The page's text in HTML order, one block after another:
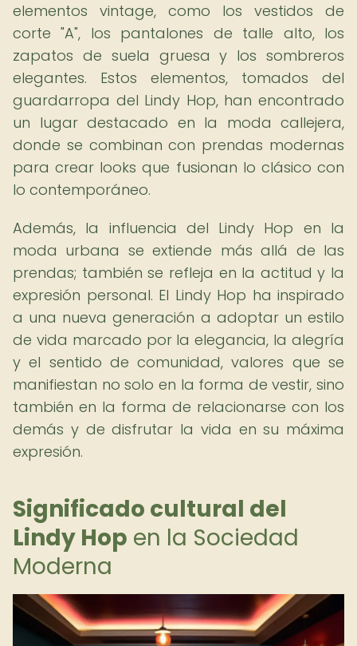
elementos vintage, como los vestidos de
corte "A", los pantalones de talle alto, los
zapatos de suela gruesa y los sombreros
elegantes. Estos elementos, tomados del
guardarropa del Lindy Hop, han encontrado
un lugar destacado en la moda callejera,
donde se combinan con prendas modernas
para crear looks que fusionan lo clásico con
lo contemporáneo.
Además, la influencia del Lindy Hop en la
moda urbana se extiende más allá de las
prendas; también se refleja en la actitud y la
expresión personal. El Lindy Hop ha inspirado
a una nueva generación a adoptar un estilo
de vida marcado por la elegancia, la alegría
y el sentido de comunidad, valores que se
manifiestan no solo en la forma de vestir, sino
también en la forma de relacionarse con los
demás y de disfrutar la vida en su máxima
expresión.
Significado cultural del
Lindy Hop en la Sociedad
Moderna